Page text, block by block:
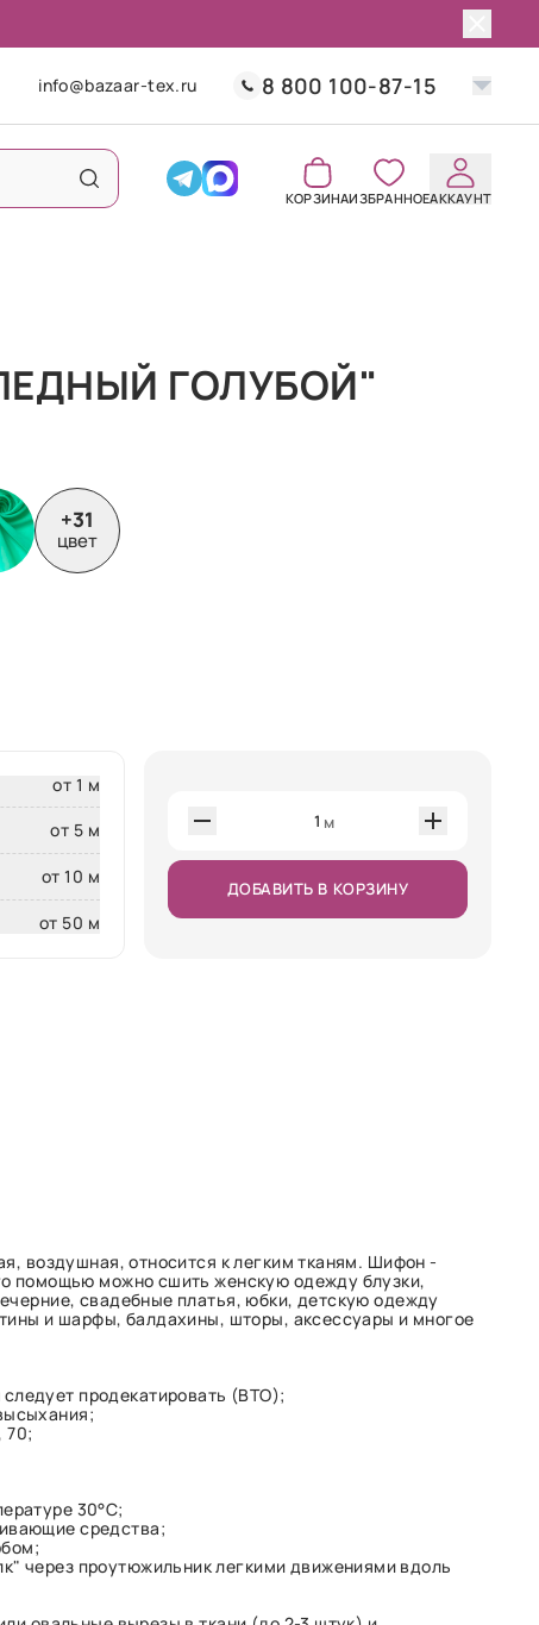
info@bazaar-tex.ru 8 800 100-87-15
КОРЗИНАИЗБРАННОЕАККАУНТ
ГОЛУБОЙ"
+31
цвет
от 1 м
от 5 м
от 10 м
от 50 м
1 м
ДОБАВИТЬ В КОРЗИНУ
воздушная, относится к легким тканям. Шифон -
помощью можно сшить женскую одежду блузки,
свадебные платья, юбки, детскую одежду
и шарфы, балдахины, шторы, аксессуары и многое
продекатировать (ВТО);
70;
30°С;
средства;
через проутюжильник легкими движениями вдоль